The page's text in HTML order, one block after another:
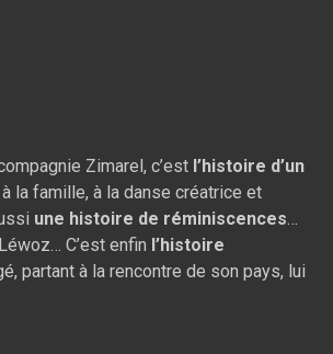
Zimarel, c’est l’histoire d’un
la famille, à la danse créatrice et
une histoire de réminiscences…
C’est enfin l’histoire
partant à la rencontre de son pays, lui